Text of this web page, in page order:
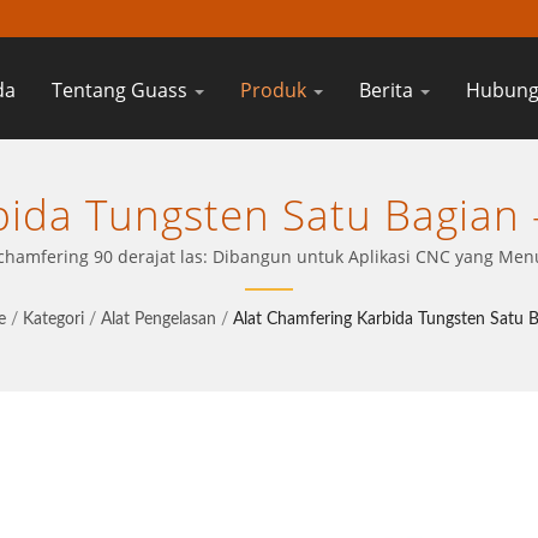
Tentang Guass Produk Berita
Tungsten Satu
Teknologi Insert
90 derajat las: Dibangun untuk Aplikasi CNC yang
/ Kategori / Alat Pengelasan / Alat Chamfering Karbida Tungsten Satu